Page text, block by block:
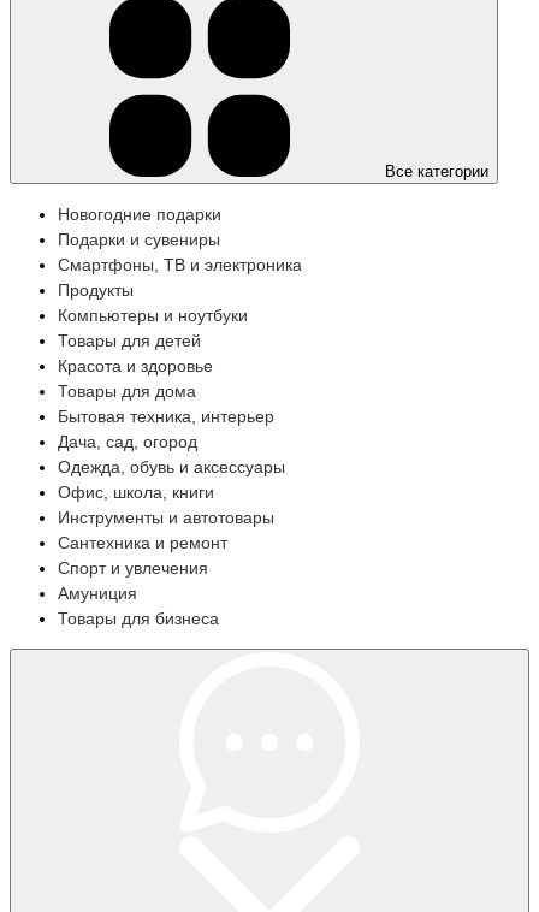
Все категории
Новогодние подарки
Подарки и сувениры
Смартфоны, ТВ и электроника
Продукты
Компьютеры и ноутбуки
Товары для детей
Красота и здоровье
Товары для дома
Бытовая техника, интерьер
Дача, сад, огород
Одежда, обувь и аксессуары
Офис, школа, книги
Инструменты и автотовары
Сантехника и ремонт
Спорт и увлечения
Амуниция
Товары для бизнеса